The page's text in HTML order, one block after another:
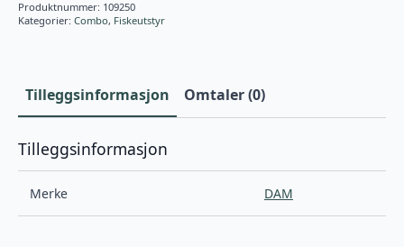
Produktnummer: 109250
Kategorier: Combo, Fiskeutstyr
Tilleggsinformasjon Omtaler (0)
Tilleggsinformasjon
Merke DAM